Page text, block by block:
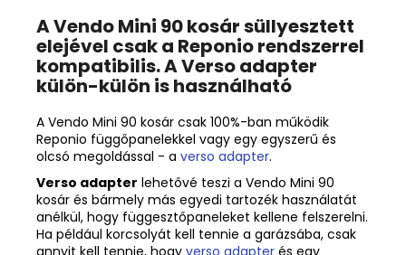
A Vendo Mini 90 kosár süllyesztett
elejével csak a Reponio rendszerrel
kompatibilis. A Verso adapter
külön-külön is használható
A Vendo Mini 90 kosár csak 100%-ban működik
Reponio függőpanelekkel vagy egy egyszerű és
olcsó megoldással - a verso adapter.
Verso adapter lehetővé teszi a Vendo Mini 90
kosár és bármely más egyedi tartozék használatát
anélkül, hogy függesztőpaneleket kellene felszerelni.
Ha például korcsolyát kell tennie a garázsába, csak